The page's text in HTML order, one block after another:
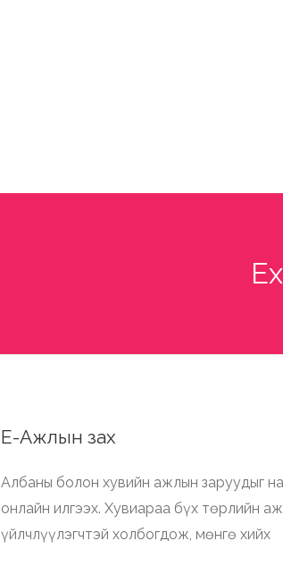
Е-Ажлын зах
Албаны болон хувийн ажлын заруудыг
онлайн илгээх. Хувиараа бүх төрлийн
үйлчлүүлэгчтэй холбогдож, мөнгө хийх